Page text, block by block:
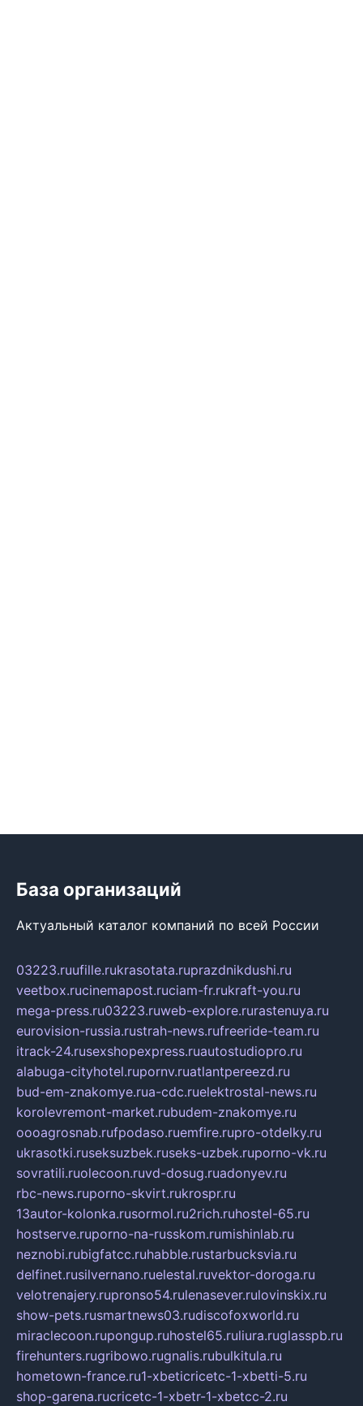
База организаций
Актуальный каталог компаний по всей России
03223.ruufille.rukrasotata.ruprazdnikdushi.ru
veetbox.rucinemapost.ruciam-fr.rukraft-you.ru
mega-press.ru03223.ruweb-explore.rurastenuya.ru
eurovision-russia.rustrah-news.rufreeride-team.ru
itrack-24.rusexshopexpress.ruautostudiopro.ru
alabuga-cityhotel.rupornv.ruatlantpereezd.ru
bud-em-znakomye.rua-cdc.ruelektrostal-news.ru
korolevremont-market.rubudem-znakomye.ru
oooagrosnab.rufpodaso.ruemfire.rupro-otdelky.ru
ukrasotki.ruseksuzbek.ruseks-uzbek.ruporno-vk.ru
sovratili.ruolecoon.ruvd-dosug.ruadonyev.ru
rbc-news.ruporno-skvirt.rukrospr.ru
13autor-kolonka.rusormol.ru2rich.ruhostel-65.ru
hostserve.ruporno-na-russkom.rumishinlab.ru
neznobi.rubigfatcc.ruhabble.rustarbucksvia.ru
delfinet.rusilvernano.ruelestal.ruvektor-doroga.ru
velotrenajery.rupronso54.rulenasever.rulovinskix.ru
show-pets.rusmartnews03.rudiscofoxworld.ru
miraclecoon.rupongup.ruhostel65.ruliura.ruglasspb.ru
firehunters.rugribowo.rugnalis.rubulkitula.ru
hometown-france.ru1-xbeticricetc-1-xbetti-5.ru
shop-garena.rucricetc-1-xbetr-1-xbetcc-2.ru